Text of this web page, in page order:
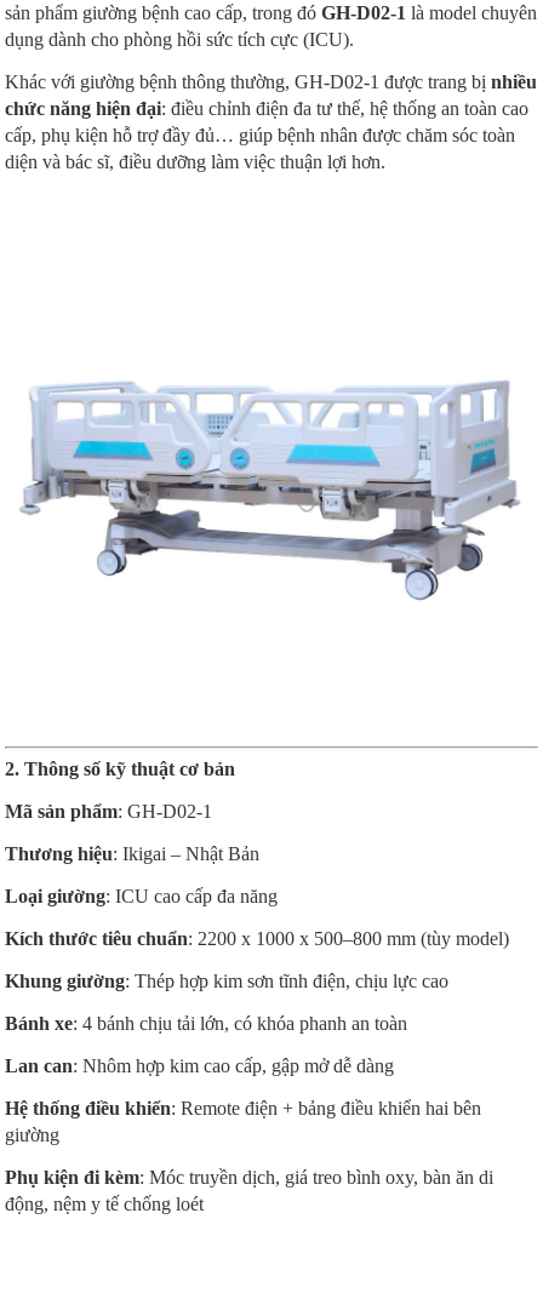
sản phẩm giường bệnh cao cấp, trong đóGH-D02-1 là model chuyên
dụng dành cho phòng hồi sức tích cực (ICU).
Khác với giường bệnh thông thường, GH-D02-1 được trang bịnhiều
chức năng hiện đại: điều chỉnh điện đa tư thế, hệ thống an toàn cao
cấp, phụ kiện hỗ trợ đầy đủ… giúp bệnh nhân được chăm sóc toàn
diện và bác sĩ, điều dưỡng làm việc thuận lợi hơn.
2. Thông số kỹ thuật cơ bản
Mã sản phẩm: GH-D02-1
Thương hiệu: Ikigai – Nhật Bản
Loại giường: ICU cao cấp đa năng
Kích thước tiêu chuẩn: 2200 x 1000 x 500–800 mm (tùy model)
Khung giường: Thép hợp kim sơn tĩnh điện, chịu lực cao
Bánh xe: 4 bánh chịu tải lớn, có khóa phanh an toàn
Lan can: Nhôm hợp kim cao cấp, gập mở dễ dàng
Hệ thống điều khiển: Remote điện + bảng điều khiển hai bên
giường
Phụ kiện đi kèm: Móc truyền dịch, giá treo bình oxy, bàn ăn di
động, nệm y tế chống loét